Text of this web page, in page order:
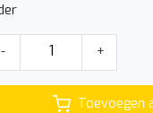
- +
Toevoegen